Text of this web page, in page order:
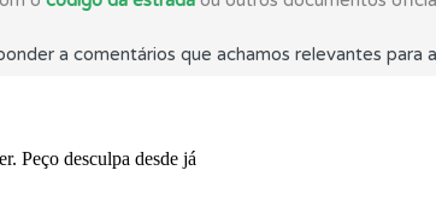
mais falhadas na plataforma.
a comentários que achamos relevantes para